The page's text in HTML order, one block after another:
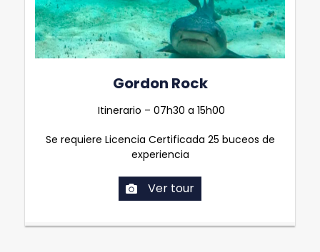
Gordon Rock
Itinerario – 07h30 a 15h00
Se requiere Licencia Certificada 25 buceos de
experiencia
Ver tour